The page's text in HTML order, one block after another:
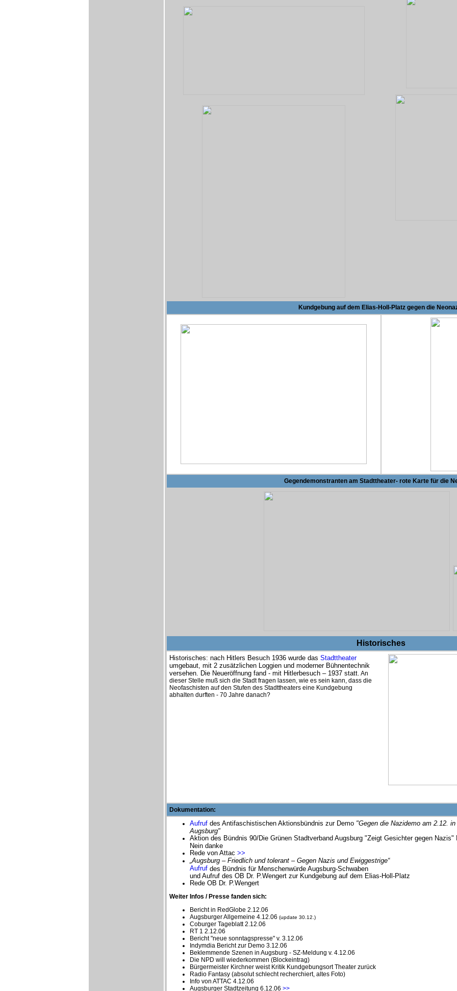
Kundgebung auf dem Elias-Holl-Platz gegen die
Gegendemonstranten am Stadttheater- rote Karte für die
Historisches
Historisches: nach Hitlers Besuch 1936 wurde das Stadttheater
umgebaut, mit 2 zusätzlichen Loggien und moderner Bühnentechnik
versehen. Die Neueröffnung fand - mit Hitlerbesuch – 1937 statt. An
dieser Stelle muß sich die Stadt fragen lassen, wie es sein kann, dass die
Neofaschisten auf den Stufen des Stadttheaters eine Kundgebung
abhalten durften - 70 Jahre danach?
Dokumentation:
Aufruf des Antifaschistischen Aktionsbündnis zur Demo "Gegen die Nazidemo am 2.12. in
Augsburg"
Aktion des Bündnis 90/Die Grünen Stadtverband Augsburg "Zeigt Gesichter gegen Nazis"
Nein danke
Rede von Attac >>
„Augsburg – Friedlich und tolerant – Gegen Nazis und Ewiggestrige“
Aufruf des Bündnis für Menschenwürde Augsburg-Schwaben
und Aufruf des OB Dr. P.Wengert zur Kundgebung auf dem Elias-Holl-Platz
Rede OB Dr. P.Wengert
Weiter Infos / Presse fanden sich:
Bericht in RedGlobe 2.12.06
Augsburger Allgemeine 4.12.06 (update 30.12.)
Coburger Tageblatt 2.12.06
RT 1 2.12.06
Bericht "neue sonntagspresse" v. 3.12.06
Indymdia Bericht zur Demo 3.12.06
Beklemmende Szenen in Augsburg - SZ-Meldung v. 4.12.06
Die NPD will wiederkommen (Blockeintrag)
Bürgermeister Kirchner weist Kritik Kundgebungsort Theater zurück
Radio Fantasy (absolut schlecht recherchiert, altes Foto)
Info von ATTAC 4.12.06
Augsburger Stadtzeitung 6.12.06 >>